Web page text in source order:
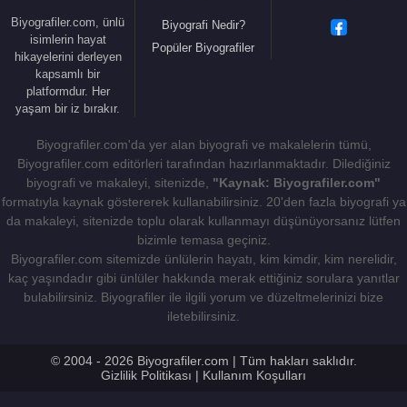
13 Temmuz 2018 tarihinde Cumhurbaşkanı
Tayyip Erdoğan
tarafından kendilerine Devlet
Şeref Madalyası verildi.
29 Aralık2018 tarihinde Cumhurbaşkanı
Büyükşehir Belediye Başkan Adayı Binali Yıldırım
olduğu açıklandı.
Binali Yıldırım,İstanbulBüyükşehir Belediye
Başkan Adayı olduğu için18 Şubat 2019 tarihinde
Başkanlığı görevinden istifa etti.
31 Mart 2019 tarihinde yapılan yerel seçimlerde
AKP'denİstanbul Büyükşehir Belediye (İBB)
48.50 oy aldı. İmamoğlu'nun oy sayısı 4 milyon 170
Biyografiler.com, ünlü
isimlerin hayat
hikayelerini derleyen
kapsamlı bir
platformdur. Her
yaşam bir iz bırakır.
Biyografi Nedir?
Popüler Biyografiler
Biyografiler.com'da yer alan biyografi ve makalelerin tümü,
Biyografiler.com editörleri tarafından hazırlanmaktadır. Dilediğiniz
biyografi ve makaleyi, sitenizde, "Kaynak: Biyografiler.com"
formatıyla kaynak göstererek kullanabilirsiniz. 20'den fazla biyografi ya
da makaleyi, sitenizde toplu olarak kullanmayı düşünüyorsanız lütfen
bizimle temasa geçiniz.
Biyografiler.com sitemizde ünlülerin hayatı, kim kimdir, kim nerelidir,
kaç yaşındadır gibi ünlüler hakkında merak ettiğiniz sorulara yanıtlar
bulabilirsiniz. Biyografiler ile ilgili yorum ve düzeltmelerinizi bize
iletebilirsiniz.
© 2004 - 2026 Biyografiler.com | Tüm hakları saklıdır.
Gizlilik Politikası | Kullanım Koşulları